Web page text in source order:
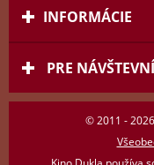
INFORMÁCIE
PRE
© 2011 -